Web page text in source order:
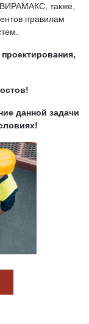
ВИРАМАКС, также,
правилам
данной задачи